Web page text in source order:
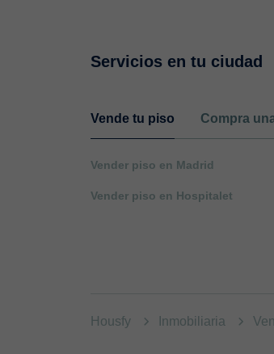
Servicios en tu ciudad
Vende tu piso Compra
Vender piso en Madrid
Vender piso en Hospitalet
Housfy Inmobiliaria